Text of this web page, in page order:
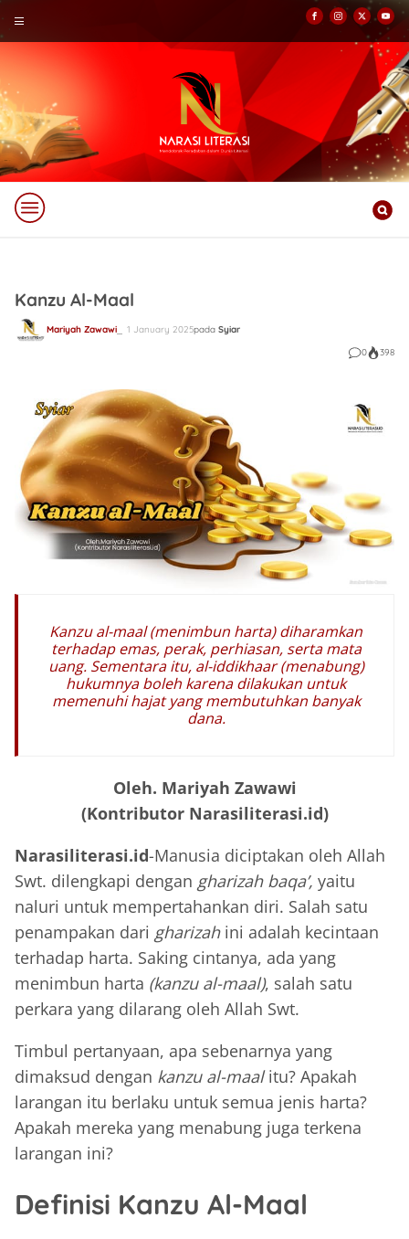
Kanzu Al-Maal
Mariyah Zawawi 1 January 2025pada Syiar
0
398
Kanzu al-maal (menimbun harta) diharamkan
terhadap emas, perak, perhiasan, serta mata
uang. Sementara itu, al-iddikhaar (menabung)
hukumnya boleh karena dilakukan untuk
memenuhi hajat yang membutuhkan banyak
dana.
Oleh. Mariyah Zawawi
(Kontributor Narasiliterasi.id)
Narasiliterasi.id-Manusia diciptakan oleh Allah
Swt. dilengkapi dengan gharizah baqa’, yaitu
naluri untuk mempertahankan diri. Salah satu
penampakan dari gharizahini adalah kecintaan
terhadap harta. Saking cintanya, ada yang
menimbun harta (kanzu al-maal), salah satu
perkara yang dilarang oleh Allah Swt.
Timbul pertanyaan, apa sebenarnya yang
dimaksud dengan kanzu al-maalitu? Apakah
larangan itu berlaku untuk semua jenis harta?
Apakah mereka yang menabung juga terkena
larangan ini?
Definisi Kanzu Al-Maal